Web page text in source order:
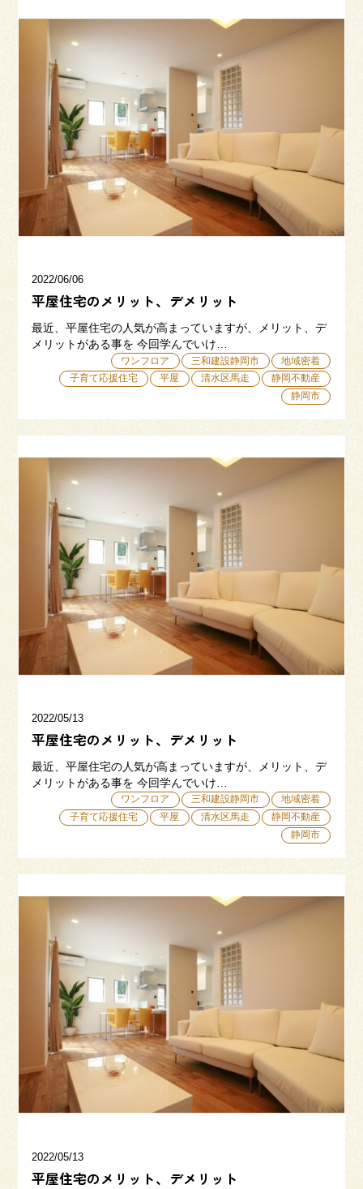
2022/06/06
平屋住宅のメリット、デメリット
最近、平屋住宅の人気が高まっていますが、メリット、デ
メリットがある事を 今回学んでいけ…
ワンフロア 三和建設静岡市
地域密着
子育て応援住宅
平屋 清水区馬走
静岡不動産
静岡市
2022/05/13
平屋住宅のメリット、デメリット
最近、平屋住宅の人気が高まっていますが、メリット、デ
メリットがある事を 今回学んでいけ…
ワンフロア 三和建設静岡市
地域密着
子育て応援住宅
平屋 清水区馬走
静岡不動産
静岡市
2022/05/13
平屋住宅のメリット、デメリット